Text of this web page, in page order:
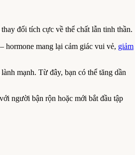
đổi tích cực về thể chất lẫn tinh thần.
hormone mang lại cảm giác vui vẻ, giảm
mạnh. Từ đây, bạn có thể tăng dần
người bận rộn hoặc mới bắt đầu tập